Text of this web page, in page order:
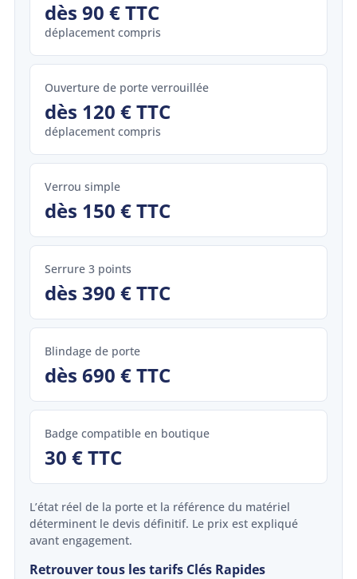
dès 90 € TTC
déplacement compris
Ouverture de porte verrouillée
dès 120 € TTC
déplacement compris
Verrou simple
dès 150 € TTC
Serrure 3 points
dès 390 € TTC
Blindage de porte
dès 690 € TTC
Badge compatible en boutique
30 € TTC
L’état réel de la porte et la référence du matériel
déterminent le devis définitif. Le prix est expliqué
avant engagement.
Retrouver tous les tarifs Clés Rapides